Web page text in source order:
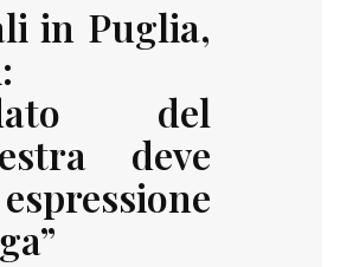
in Puglia,
del
deve